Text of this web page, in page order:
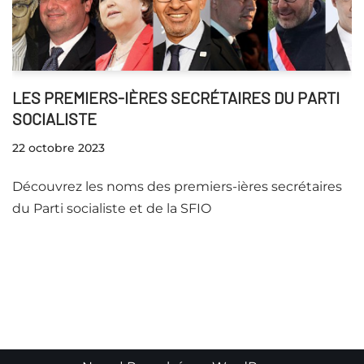
LES PREMIERS-IÈRES SECRÉTAIRES DU PARTI
SOCIALISTE
22 octobre 2023
Découvrez les noms des premiers-ières secrétaires
du Parti socialiste et de la SFIO